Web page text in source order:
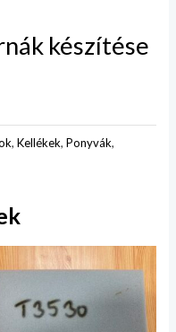
készítése
,Kellékek,Ponyvák,